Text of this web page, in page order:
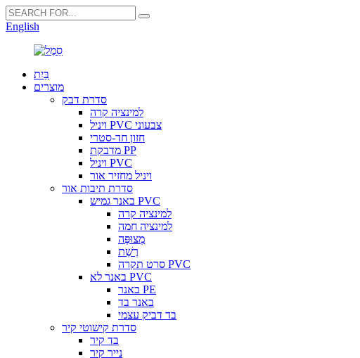
English
בַּיִת
מוצרים
סדרת דבק
למינציה קרה
ויניל PVC צבעוני
חזון חד-סטרי
מדבקת PP
ויניל PVC
ויניל מחזיר אור
סדרת תיבות אור
באנר גמיש PVC
למינציה קרה
למינציה חמה
מְצוּפֶּה
רֶשֶׁת
סרט תקרה PVC
באנר לא PVC
באנר PE
באנר בד
בד דביק עצמי
סדרת קישוטי קיר
בד קיר
נייר קיר